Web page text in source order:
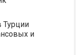
Турции
и